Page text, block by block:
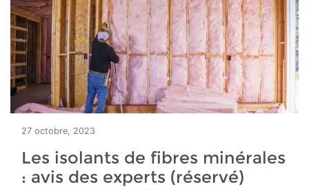
27 octobre, 2023
Les isolants de fibres minérales
: avis des experts (réservé)